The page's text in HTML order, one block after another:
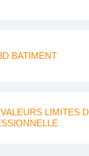
BATIMENT
LIMITES